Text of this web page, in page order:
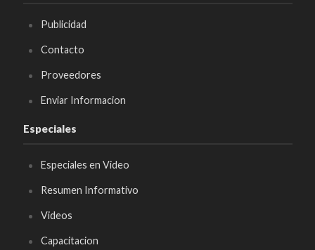
Publicidad
Contacto
Proveedores
Enviar Informacion
Especiales
Especiales en Video
Resumen Informativo
Videos
Capacitacion